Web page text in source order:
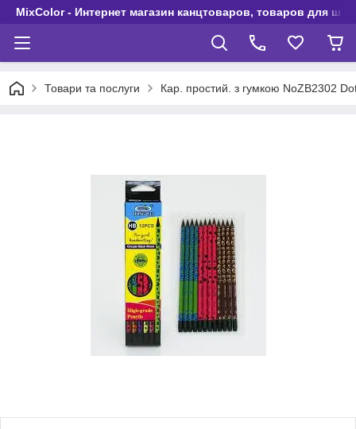
MixColor - Интернет магазин канцтоваров, товаров для
Товари та послуги Кар. простий. з гумкою NoZB2302